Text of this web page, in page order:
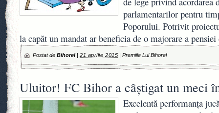
parlamentarilor pentru
Poporului. Potrivit
la capăt un mandat ar beneficia de o majorare a
Postat de Bihorel| 21 aprilie 2015 |Premiile Lui Bihorel
Uluitor! FC Bihor a câştigat un meci
Excelentă performanţa